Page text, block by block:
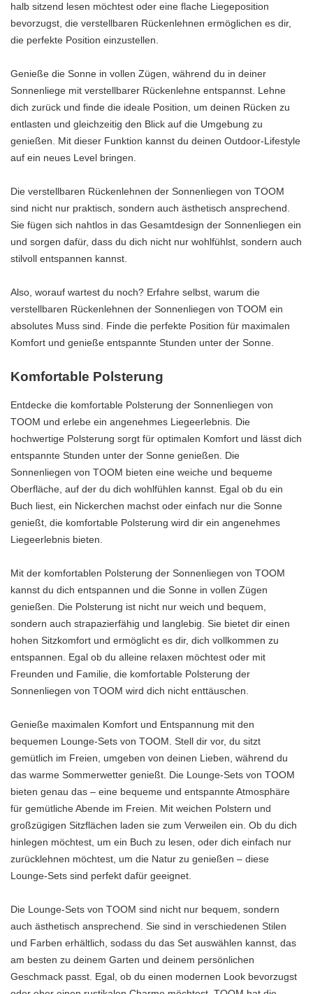
halb sitzend lesen möchtest oder eine flache Liegeposition
bevorzugst, die verstellbaren Rückenlehnen ermöglichen es dir,
die perfekte Position einzustellen.
Genieße die Sonne in vollen Zügen, während du in deiner
Sonnenliege mit verstellbarer Rückenlehne entspannst. Lehne
dich zurück und finde die ideale Position, um deinen Rücken zu
entlasten und gleichzeitig den Blick auf die Umgebung zu
genießen. Mit dieser Funktion kannst du deinen Outdoor-Lifestyle
auf ein neues Level bringen.
Die verstellbaren Rückenlehnen der Sonnenliegen von TOOM
sind nicht nur praktisch, sondern auch ästhetisch ansprechend.
Sie fügen sich nahtlos in das Gesamtdesign der Sonnenliegen ein
und sorgen dafür, dass du dich nicht nur wohlfühlst, sondern auch
stilvoll entspannen kannst.
Also, worauf wartest du noch? Erfahre selbst, warum die
verstellbaren Rückenlehnen der Sonnenliegen von TOOM ein
absolutes Muss sind. Finde die perfekte Position für maximalen
Komfort und genieße entspannte Stunden unter der Sonne.
Komfortable Polsterung
Entdecke die komfortable Polsterung der Sonnenliegen von
TOOM und erlebe ein angenehmes Liegeerlebnis. Die
hochwertige Polsterung sorgt für optimalen Komfort und lässt dich
entspannte Stunden unter der Sonne genießen. Die
Sonnenliegen von TOOM bieten eine weiche und bequeme
Oberfläche, auf der du dich wohlfühlen kannst. Egal ob du ein
Buch liest, ein Nickerchen machst oder einfach nur die Sonne
genießt, die komfortable Polsterung wird dir ein angenehmes
Liegeerlebnis bieten.
Mit der komfortablen Polsterung der Sonnenliegen von TOOM
kannst du dich entspannen und die Sonne in vollen Zügen
genießen. Die Polsterung ist nicht nur weich und bequem,
sondern auch strapazierfähig und langlebig. Sie bietet dir einen
hohen Sitzkomfort und ermöglicht es dir, dich vollkommen zu
entspannen. Egal ob du alleine relaxen möchtest oder mit
Freunden und Familie, die komfortable Polsterung der
Sonnenliegen von TOOM wird dich nicht enttäuschen.
Genieße maximalen Komfort und Entspannung mit den
bequemen Lounge-Sets von TOOM. Stell dir vor, du sitzt
gemütlich im Freien, umgeben von deinen Lieben, während du
das warme Sommerwetter genießt. Die Lounge-Sets von TOOM
bieten genau das – eine bequeme und entspannte Atmosphäre
für gemütliche Abende im Freien. Mit weichen Polstern und
großzügigen Sitzflächen laden sie zum Verweilen ein. Ob du dich
hinlegen möchtest, um ein Buch zu lesen, oder dich einfach nur
zurücklehnen möchtest, um die Natur zu genießen – diese
Lounge-Sets sind perfekt dafür geeignet.
Die Lounge-Sets von TOOM sind nicht nur bequem, sondern
auch ästhetisch ansprechend. Sie sind in verschiedenen Stilen
und Farben erhältlich, sodass du das Set auswählen kannst, das
am besten zu deinem Garten und deinem persönlichen
Geschmack passt. Egal, ob du einen modernen Look bevorzugst